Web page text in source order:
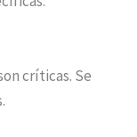
críticas. Se